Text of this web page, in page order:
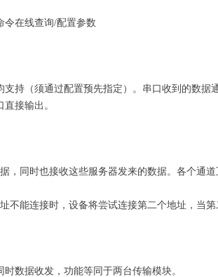
令在线查询/配置参数
持（须通过配置预先指定）。串口收到的数据
接输出。
，同时也接收这些服务器发来的数据。各个通
不能连接时，设备将尝试连接第二个地址，当
数据收发，功能等同于两台传输模块。